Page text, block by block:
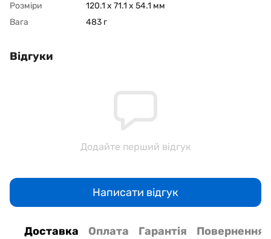
Розміри
120.1 x 71.1 x 54.1 мм
Вага
483 г
Відгуки
Додайте перший відгук
Написати відгук
Доставка Оплата Гарантія Повернення